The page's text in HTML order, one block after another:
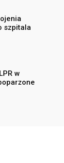
szpitala
w